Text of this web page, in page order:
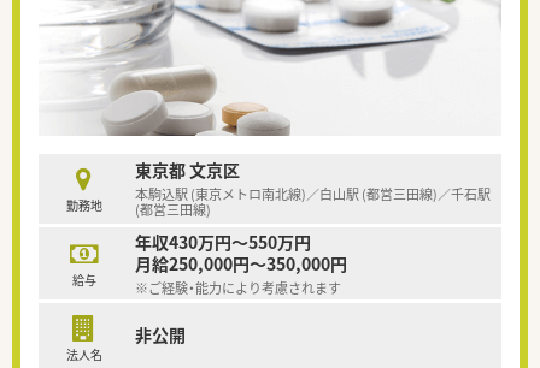
勤務地
東京都 文京区
本駒込駅 (東京メトロ南北線)／白山駅 (都営三田線)／千石駅
(都営三田線)
給与
年収430万円～550万円
月給250,000円～350,000円
※ご経験・能力により考慮されます
法人名
非公開